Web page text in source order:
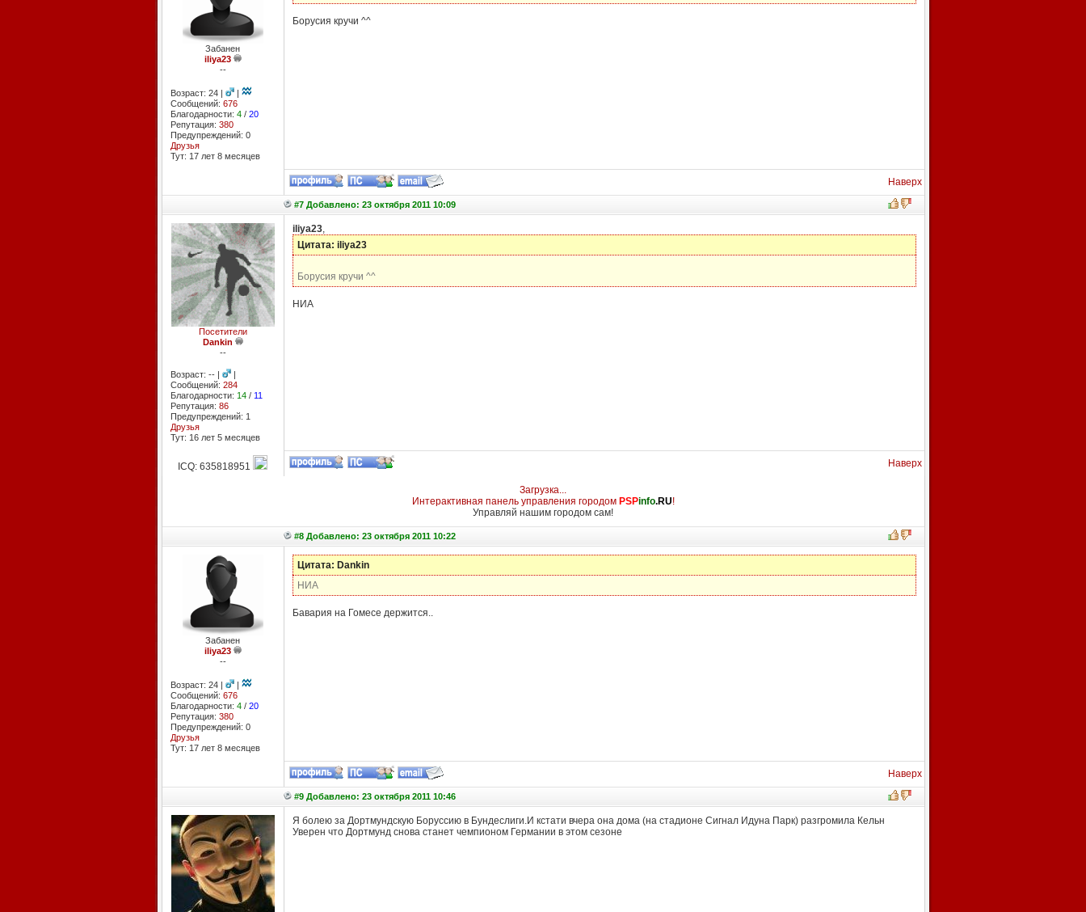
Забанен
iliya23
--
Возраст: 24 |
|
Сообщений: 676
Благодарности: 4/ 20
Репутация: 380
Предупреждений: 0
Друзья
Тут: 17 лет 8 месяцев
Борусия кручи ^^
Наверх
#7 Добавлено: 23 октября 2011 10:09
Посетители
Dankin
--
Возраст: -- |
|
Сообщений: 284
Благодарности: 14/ 11
Репутация: 86
Предупреждений: 1
Друзья
Тут: 16 лет 5 месяцев
iliya23,
Цитата: iliya23
Борусия кручи ^^
НИА
ICQ: 635818951 Наверх
Загрузка...
Интерактивная панель управления городом PSPinfo.RU!
Управляй нашим городом сам!
#8 Добавлено: 23 октября 2011 10:22
Забанен
iliya23
--
Возраст: 24 |
|
Сообщений: 676
Благодарности: 4/ 20
Репутация: 380
Предупреждений: 0
Друзья
Тут: 17 лет 8 месяцев
Цитата: Dankin
НИА
Бавария на Гомесе держится..
Наверх
#9 Добавлено: 23 октября 2011 10:46
Я болею за Дортмундскую Боруссию в Бундеслиги.И кстати вчера она дома (на стадионе Сигнал Идуна Парк) разгромила Кельн
Уверен что Дортмунд снова станет чемпионом Германии в этом сезоне